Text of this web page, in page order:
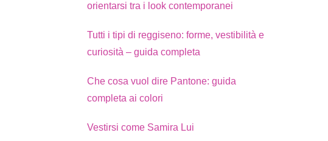
orientarsi tra i look contemporanei
Tutti i tipi di reggiseno: forme, vestibilità e
curiosità – guida completa
Che cosa vuol dire Pantone: guida
completa ai colori
Vestirsi come Samira Lui